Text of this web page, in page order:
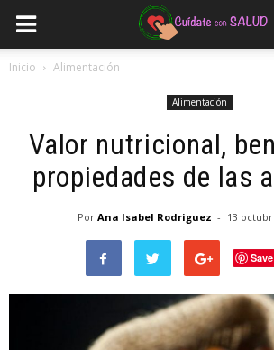
Inicio Alimentación
Alimentación
Valor nutricional,
propiedades de las
Por Ana Isabel Rodriguez - 13
Save